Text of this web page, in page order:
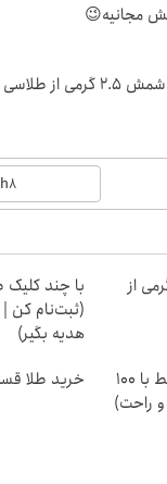
مجانیه😉
از طلاسی 😍
1 گرمی از
با چند کلیک
(ثبت‌نام کن
هدیه بگیر)
پس‌انداز طلا فقط با ۱۰۰
و راحت)
خرید طلا